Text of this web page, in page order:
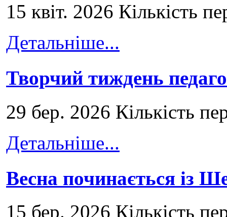
15 квіт. 2026 Кількість
Детальніше...
Творчий тиждень
29 бер. 2026 Кількість
Детальніше...
Весна починається із
15 бер. 2026 Кількість